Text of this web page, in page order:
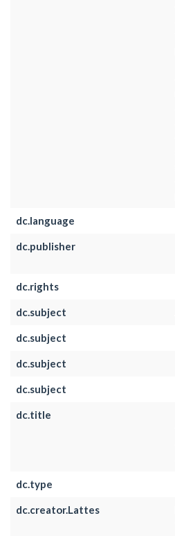
dc.language
dc.publisher
dc.rights
dc.subject
dc.subject
dc.subject
dc.subject
dc.title
dc.type
dc.creator.Lattes